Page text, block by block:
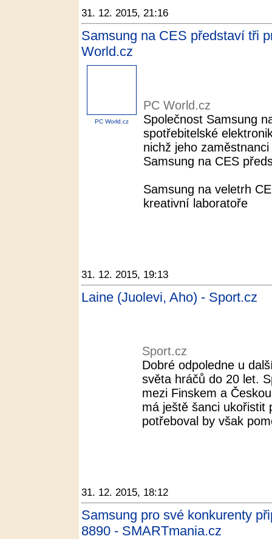
31. 12. 2015, 21:16
Samsung na CES představí tři
World.cz
PC World.cz
PC World.cz
Společnost Samsung
spotřebitelské
nichž jeho
Samsung na CES
Samsung na veletrh
kreativní laboratoře
31. 12. 2015, 19:13
Laine (Juolevi, Aho) - Sport.cz
Sport.cz
Dobré odpoledne u
světa hráčů do 20 let.
mezi Finskem a
má ještě šanci
potřeboval by však
31. 12. 2015, 18:12
Samsung pro své konkurenty
8890 - SMARTmania.cz